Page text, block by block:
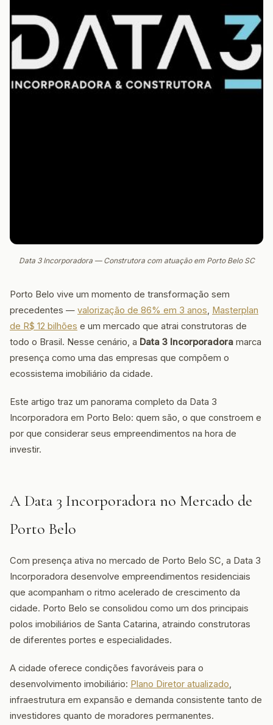
Data 3 Incorporadora — Construtora com atuação em Porto Belo SC
Porto Belo vive um momento de transformação sem
precedentes — valorização de 86% em 3 anos, Masterplan
de R$ 12 bilhões e um mercado que atrai construtoras de
todo o Brasil. Nesse cenário, a Data 3 Incorporadora marca
presença como uma das empresas que compõem o
ecossistema imobiliário da cidade.
Este artigo traz um panorama completo da Data 3
Incorporadora em Porto Belo: quem são, o que constroem e
por que considerar seus empreendimentos na hora de
investir.
A Data 3 Incorporadora no Mercado de
Porto Belo
Com presença ativa no mercado de Porto Belo SC, a Data 3
Incorporadora desenvolve empreendimentos residenciais
que acompanham o ritmo acelerado de crescimento da
cidade. Porto Belo se consolidou como um dos principais
polos imobiliários de Santa Catarina, atraindo construtoras
de diferentes portes e especialidades.
A cidade oferece condições favoráveis para o
desenvolvimento imobiliário: Plano Diretor atualizado,
infraestrutura em expansão e demanda consistente tanto de
investidores quanto de moradores permanentes.